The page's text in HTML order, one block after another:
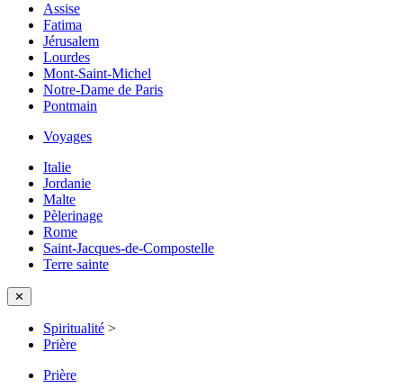
Assise
Fatima
Jérusalem
Lourdes
Mont-Saint-Michel
Notre-Dame de Paris
Pontmain
Voyages
Italie
Jordanie
Malte
Pèlerinage
Rome
Saint-Jacques-de-Compostelle
Terre sainte
✕
Spiritualité >
Prière
Prière